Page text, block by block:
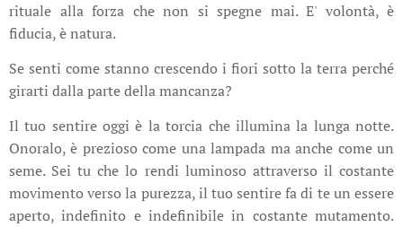
rituale alla forza che non si spegne mai. E' volontà, è
fiducia, è natura.
Se senti come stanno crescendo i fiori sotto la terra perché
girarti dalla parte della mancanza?
Il tuo sentire oggi è la torcia che illumina la lunga notte.
Onoralo, è prezioso come una lampada ma anche come un
seme. Sei tu che lo rendi luminoso attraverso il costante
movimento verso la purezza, il tuo sentire fa di te un essere
aperto, indefinito e indefinibile in costante mutamento.